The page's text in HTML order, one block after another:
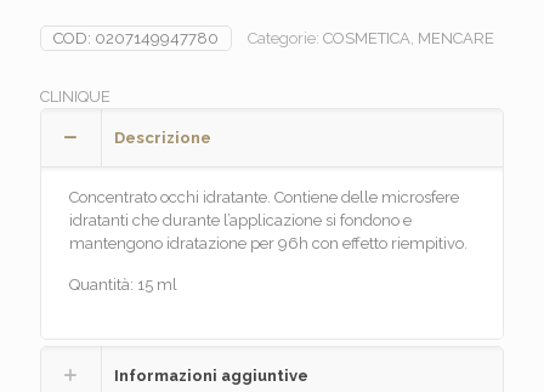
COD: 0207149947780 Categorie: COSMETICA, MENCARE
CLINIQUE
Descrizione
Concentrato occhi idratante. Contiene delle microsfere
idratanti che durante l’applicazione si fondono e
mantengono idratazione per 96h con effetto riempitivo.
Quantità: 15 ml
Informazioni aggiuntive